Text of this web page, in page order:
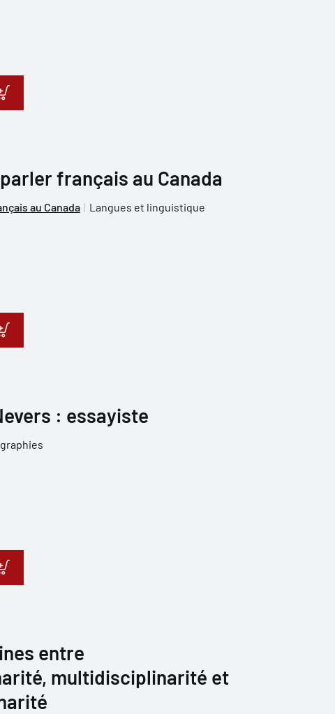
français au Canada
au Canada Langues et linguistique
: essayiste
entre
multidisciplinarité et